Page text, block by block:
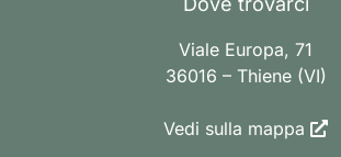
Viale Europa, 71
36016 – Thiene (VI)
Vedi sulla mappa